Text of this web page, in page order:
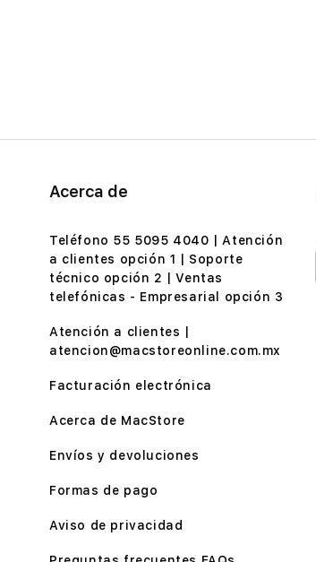
Acerca de
Teléfono 55 5095 4040 | Atención
a clientes opción 1 | Soporte
técnico opción 2 | Ventas
telefónicas - Empresarial opción 3
Atención a clientes |
atencion@macstoreonline.com.mx
Facturación electrónica
Acerca de MacStore
Envíos y devoluciones
Formas de pago
Aviso de privacidad